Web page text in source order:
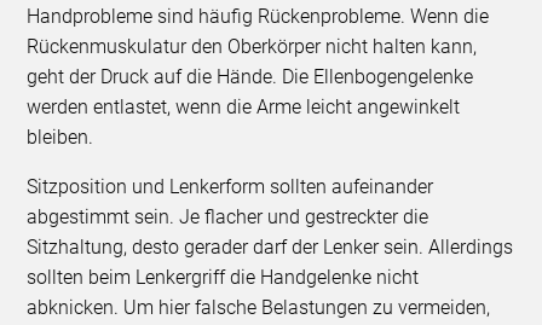
Handprobleme sind häufig Rückenprobleme. Wenn die
Rückenmuskulatur den Oberkörper nicht halten kann,
geht der Druck auf die Hände. Die Ellenbogengelenke
werden entlastet, wenn die Arme leicht angewinkelt
bleiben.
Sitzposition und Lenkerform sollten aufeinander
abgestimmt sein. Je flacher und gestreckter die
Sitzhaltung, desto gerader darf der Lenker sein. Allerdings
sollten beim Lenkergriff die Handgelenke nicht
abknicken. Um hier falsche Belastungen zu vermeiden,